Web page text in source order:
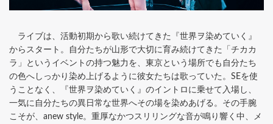
ライブは、活動初期から歌い続けてきた『世界ヲ染めていく』
からスタート。自分たちが山形で大切に育み続けてきた「チカカ
ラ」というイベントの持つ魅力を、東京という場所でも自分たち
の色へしっかり染め上げるように彼女たちは歌っていた。SEを使
うことなく、『世界ヲ染めていく』のイントロに乗せて入場し、
一気に自分たちの異日常な世界へその場を染めあげる。その手腕
こそが、anew style。重厚なかつスリリングな音が鳴り響く中、メ